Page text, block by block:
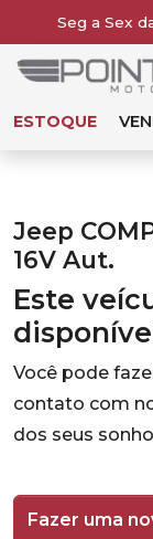
Seg a Sex
ESTOQUE
Jeep
16V Aut.
Este
Você pode
contato com
dos seus
Fazer uma